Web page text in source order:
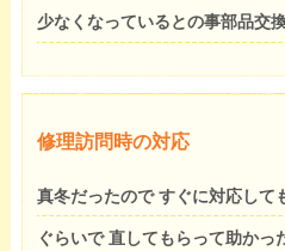
少なくなっているとの事部品交
修理訪問時の対応
真冬だったので すぐに対応して
ぐらいで 直してもらって助かっ